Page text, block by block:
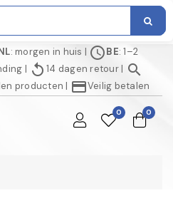
: morgen in huis | scheduleBE: 1–2
| replay 14 dagen retour| search
producten | credit_cardVeilig betalen
0 0